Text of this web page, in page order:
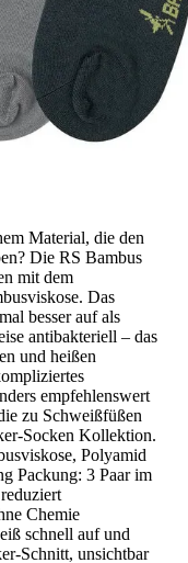
Material, die den
Die RS Bambus
mit dem
Das
besser auf als
antibakteriell – das
und heißen
empfehlenswert
zu Schweißfüßen
Socken Kollektion.
Polyamid
Packung: 3 Paar im
Chemie
schnell auf und
Schnitt, unsichtbar